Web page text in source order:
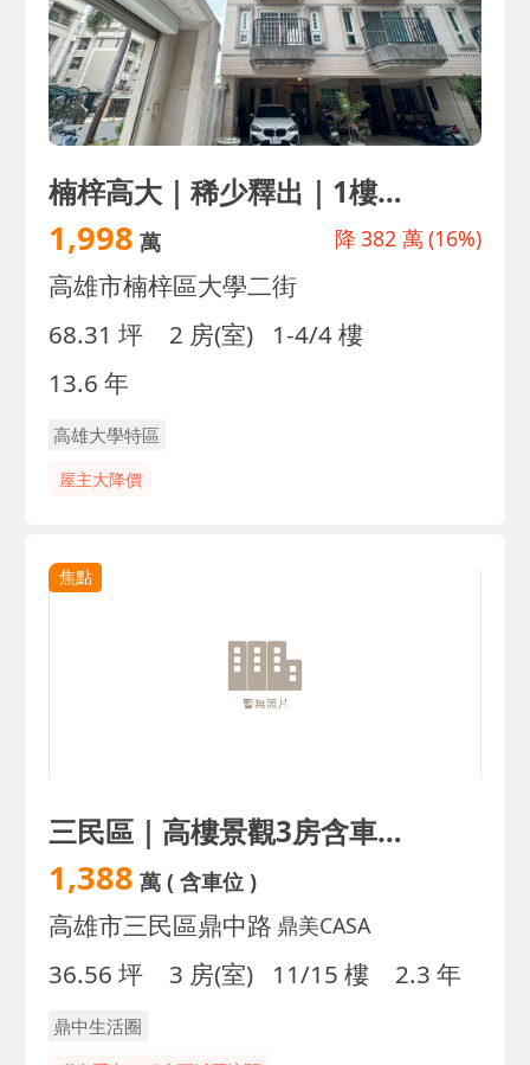
楠梓高大｜稀少釋出｜1樓孝親房｜5房4衛｜免整理
1,998 萬 降 382 萬(16%)
高雄市楠梓區大學二街
68.31 坪
2 房(室)
1-4/4 樓
13.6 年
高雄大學特區
屋主大降價
焦點
三民區｜高樓景觀3房含車位｜輕屋齡｜近河堤商圈
1,388 萬( 含車位 )
高雄市三民區鼎中路 鼎美CASA
36.56 坪 3 房(室) 11/15 樓 2.3 年
鼎中生活圈